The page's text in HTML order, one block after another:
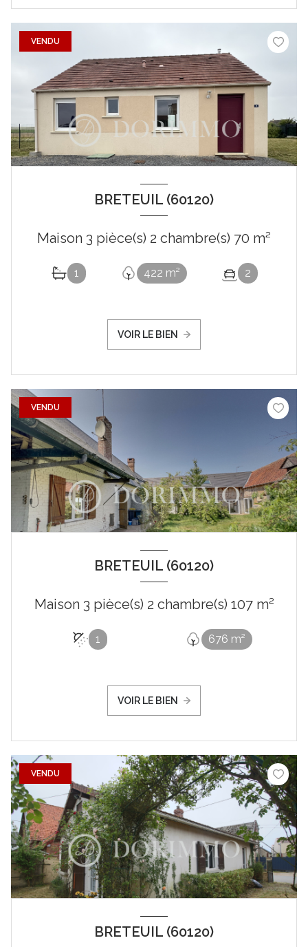
VENDU
BRETEUIL (60120)
Maison 3 pièce(s) 2 chambre(s) 70 m²
1 422 m² 2
VOIR LE BIEN
VENDU
BRETEUIL (60120)
Maison 3 pièce(s) 2 chambre(s) 107 m²
1 676 m²
VOIR LE BIEN
VENDU
BRETEUIL (60120)